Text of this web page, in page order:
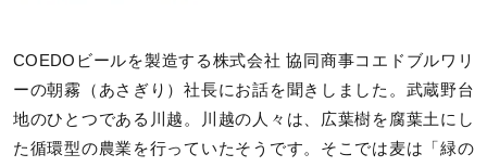
COEDOビールを製造する株式会社 協同商事コエドブルワリ
ーの朝霧（あさぎり）社長にお話を聞きしました。武蔵野台
地のひとつである川越。川越の人々は、広葉樹を腐葉土にし
た循環型の農業を行っていたそうです。そこでは麦は「緑の